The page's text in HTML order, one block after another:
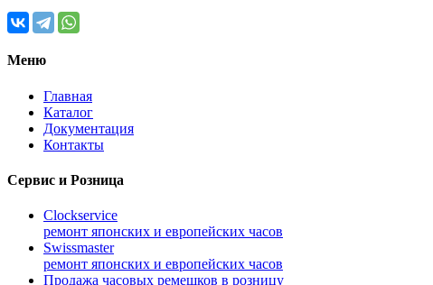
Меню
Главная
Каталог
Документация
Контакты
Сервис и Розница
Clockservice
ремонт японских и европейских часов
Swissmaster
ремонт японских и европейских часов
Продажа часовых ремешков в розницу